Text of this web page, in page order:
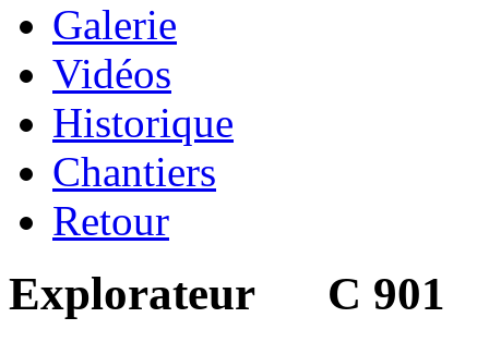
Galerie
Vidéos
Historique
Chantiers
Retour
Explorateur C 901